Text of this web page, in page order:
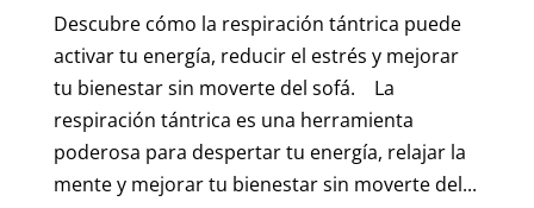
Descubre cómo la respiración tántrica puede
activar tu energía, reducir el estrés y mejorar
tu bienestar sin moverte del sofá. La
respiración tántrica es una herramienta
poderosa para despertar tu energía, relajar la
mente y mejorar tu bienestar sin moverte del...